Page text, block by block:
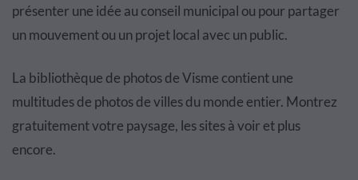
présenter une idée au conseil municipal ou pour partager
un mouvement ou un projet local avec un public.
La bibliothèque de photos de Visme contient une
multitudes de photos de villes du monde entier. Montrez
gratuitement votre paysage, les sites à voir et plus
encore.